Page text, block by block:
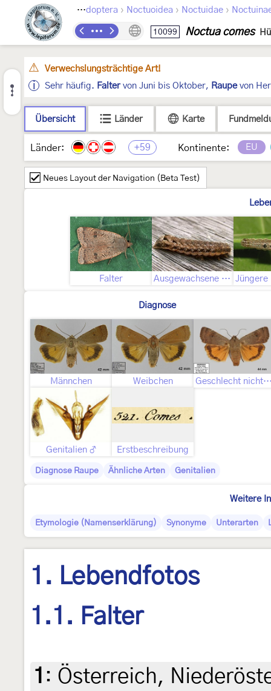
Lepidoptera › Noctuoidea › Noctuidae ›
10099 Noctua comes
Verwechslungsträchtige Art!
Sehr häufig. Faltervon Juni bis Oktober, Raupevon
Übersicht Länder Karte
Länder: +59 Kontinente: EU
Neues Layout der Navigation (Beta Test)
Falter Ausgewachsene Raupe
Diagnose
Männchen Weibchen Geschlecht nicht
Genitalien ♂ Erstbeschreibung
Diagnose Raupe Ähnliche Arten Genitalien
Weitere
Etymologie (Namenserklärung) Synonyme Unterarten
1. Lebendfotos
1.1. Falter
1 : Österreich,